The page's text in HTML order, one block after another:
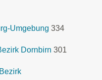
Umgebung 334
Dornbirn 301